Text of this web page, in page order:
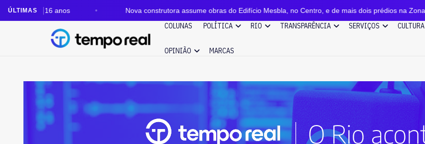
ÚLTIMAS
16 anos Nova construtora assume obras do Edifício Mesbla, no Centro, e de mais dois prédios na Zona Sul
COLUNAS POLÍTICA RIO TRANSPARÊNCIA SERVIÇOS CULTURA
OPINIÃO MARCAS